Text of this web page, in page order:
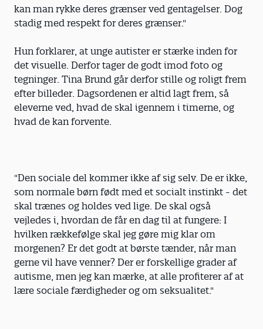
kan man rykke deres grænser ved gentagelser. Dog
stadig med respekt for deres grænser."
Hun forklarer, at unge autister er stærke inden for
det visuelle. Derfor tager de godt imod foto og
tegninger. Tina Brund går derfor stille og roligt frem
efter billeder. Dagsordenen er altid lagt frem, så
eleverne ved, hvad de skal igennem i timerne, og
hvad de kan forvente.
"Den sociale del kommer ikke af sig selv. De er ikke,
som normale børn født med et socialt instinkt - det
skal trænes og holdes ved lige. De skal også
vejledes i, hvordan de får en dag til at fungere: I
hvilken rækkefølge skal jeg gøre mig klar om
morgenen? Er det godt at børste tænder, når man
gerne vil have venner? Der er forskellige grader af
autisme, men jeg kan mærke, at alle profiterer af at
lære sociale færdigheder og om seksualitet."